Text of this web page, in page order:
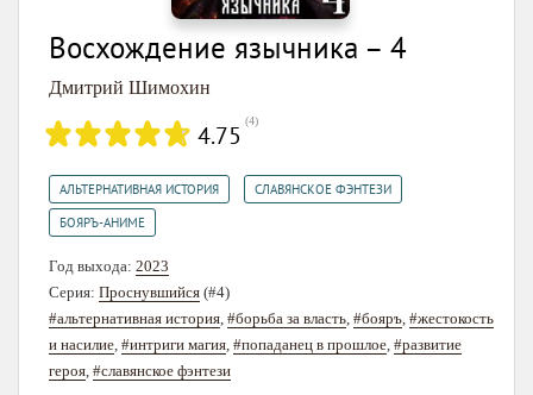
Восхождение язычника – 4
Дмитрий Шимохин
4.75 (4)
АЛЬТЕРНАТИВНАЯ ИСТОРИЯ СЛАВЯНСКОЕ ФЭНТЕЗИ
БОЯРЪ-АНИМЕ
Год выхода: 2023
Серия: Проснувшийся (#4)
#альтернативная история #борьба за власть #бояръ #жестокость
и насилие #интриги магия #попаданец в прошлое #развитие
героя #славянское фэнтези